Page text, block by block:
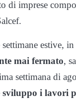
di imprese
settimane estive,
mai fermato,
settimana di
i lavori